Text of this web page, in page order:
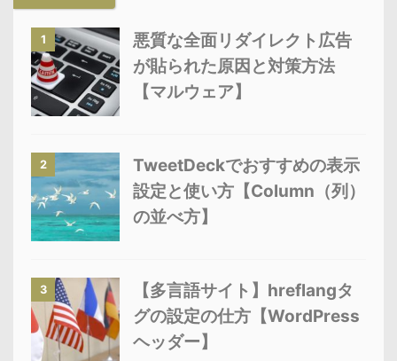
1
悪質な全面リダイレクト広告
が貼られた原因と対策方法
【マルウェア】
2
TweetDeckでおすすめの表示
設定と使い方【Column（列）
の並べ方】
3
【多言語サイト】hreflangタ
グの設定の仕方【WordPress
ヘッダー】